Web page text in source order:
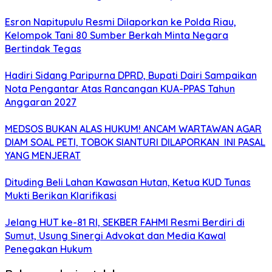
Esron Napitupulu Resmi Dilaporkan ke Polda Riau,
Kelompok Tani 80 Sumber Berkah Minta Negara
Bertindak Tegas
Hadiri Sidang Paripurna DPRD, Bupati Dairi Sampaikan
Nota Pengantar Atas Rancangan KUA-PPAS Tahun
Anggaran 2027
MEDSOS BUKAN ALAS HUKUM! ANCAM WARTAWAN AGAR
DIAM SOAL PETI, TOBOK SIANTURI DILAPORKAN INI PASAL
YANG MENJERAT
Dituding Beli Lahan Kawasan Hutan, Ketua KUD Tunas
Mukti Berikan Klarifikasi
Jelang HUT ke-81 RI, SEKBER FAHMI Resmi Berdiri di
Sumut, Usung Sinergi Advokat dan Media Kawal
Penegakan Hukum